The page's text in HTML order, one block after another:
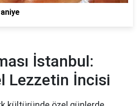
İstanbul:
Lezzetin İncisi